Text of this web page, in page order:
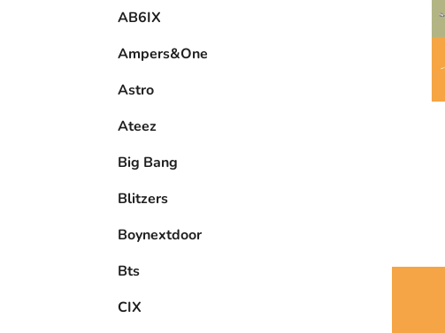
AB6IX
Ampers&One
Astro
Ateez
Big Bang
Blitzers
Boynextdoor
Bts
CIX